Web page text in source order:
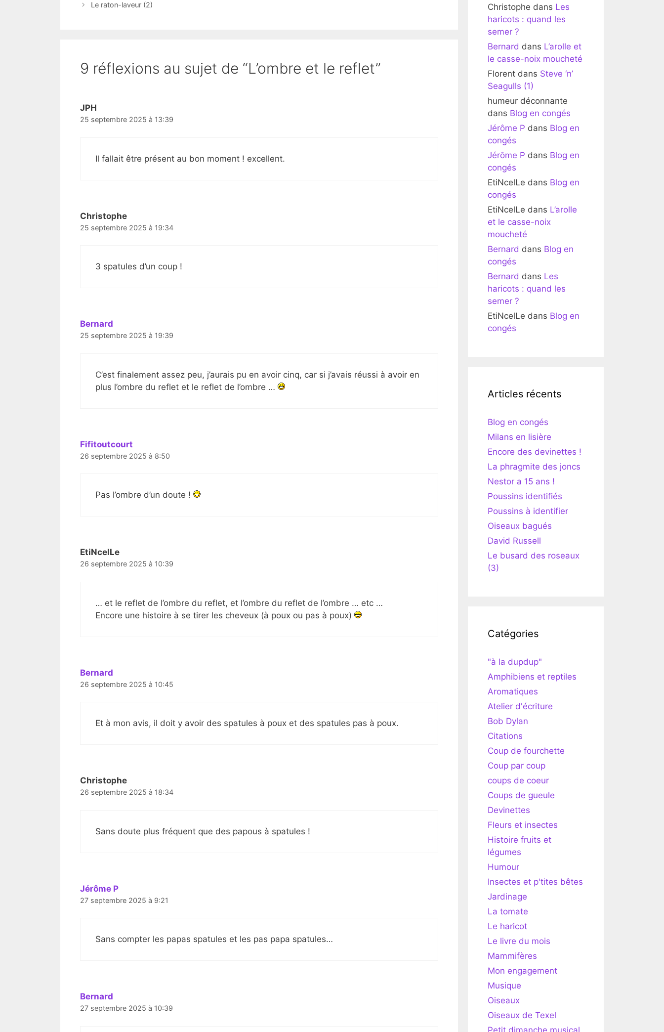
Le raton-laveur (2)
9 réflexions au sujet de “L’ombre et le reflet”
JPH
25 septembre 2025 à 13:39
Il fallait être présent au bon moment ! excellent.
Christophe
25 septembre 2025 à 19:34
3 spatules d’un coup !
Bernard
25 septembre 2025 à 19:39
C’est finalement assez peu, j’aurais pu en avoir cinq, car si j’avais réussi à avoir en
plus l’ombre du reflet et le reflet de l’ombre …
Fifitoutcourt
26 septembre 2025 à 8:50
Pas l’ombre d’un doute !
EtiNcelLe
26 septembre 2025 à 10:39
… et le reflet de l’ombre du reflet, et l’ombre du reflet de l’ombre … etc …
Encore une histoire à se tirer les cheveux (à poux ou pas à poux)
Bernard
26 septembre 2025 à 10:45
Et à mon avis, il doit y avoir des spatules à poux et des spatules pas à poux.
Christophe
26 septembre 2025 à 18:34
Sans doute plus fréquent que des papous à spatules !
Jérôme P
27 septembre 2025 à 9:21
Sans compter les papas spatules et les pas papa spatules…
Bernard
27 septembre 2025 à 10:39
Christophe dans Les
haricots : quand les
semer ?
Bernard dans L’arolle et
le casse-noix moucheté
Florent dans Steve ‘n’
Seagulls (1)
humeur déconnante
dans Blog en congés
Jérôme P dans Blog en
congés
Jérôme P dans Blog en
congés
EtiNcelLe dans Blog en
congés
EtiNcelLe dans L’arolle
et le casse-noix
moucheté
Bernard dans Blog en
congés
Bernard dans Les
haricots : quand les
semer ?
EtiNcelLe dans Blog en
congés
Articles récents
Blog en congés
Milans en lisière
Encore des devinettes !
La phragmite des joncs
Nestor a 15 ans !
Poussins identifiés
Poussins à identifier
Oiseaux bagués
David Russell
Le busard des roseaux
(3)
Catégories
"à la dupdup"
Amphibiens et reptiles
Aromatiques
Atelier d'écriture
Bob Dylan
Citations
Coup de fourchette
Coup par coup
coups de coeur
Coups de gueule
Devinettes
Fleurs et insectes
Histoire fruits et
légumes
Humour
Insectes et p'tites bêtes
Jardinage
La tomate
Le haricot
Le livre du mois
Mammifères
Mon engagement
Musique
Oiseaux
Oiseaux de Texel
Petit dimanche musical